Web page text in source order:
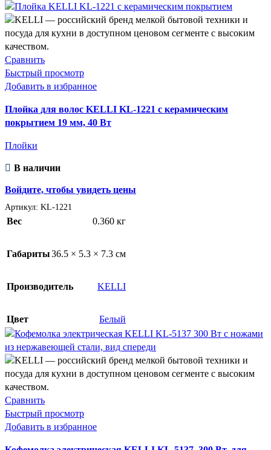
Сравнить
Быстрый просмотр
Добавить в избранное
Плойка для волос KELLI KL-1221 с керамическим
покрытием 19 мм, 40 Вт
Плойки
В наличии
Войдите, чтобы увидеть цены
Артикул: KL-1221
Вес 0.360 кг
Габариты36.5 × 5.3 × 7.3 см
Производитель KELLI
Цвет Белый
Сравнить
Быстрый просмотр
Добавить в избранное